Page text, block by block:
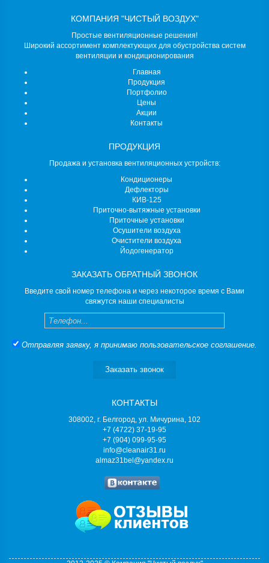
КОМПАНИЯ "ЧИСТЫЙ ВОЗДУХ"
Простые вентиляционные решения!
Широкий ассортимент комплектующих для обустройства систем
вентиляции и кондиционирования
Главная
Продукция
Портфолио
Цены
Акции
Контакты
ПРОДУКЦИЯ
Продажа и установка вентиляционных устройств:
Кондиционеры
Дефлекторы
КИВ-125
Приточно-вытяжные установки
Приточные установки
Осушители воздуха
Очистители воздуха
Йодогенератор
ЗАКАЗАТЬ ОБРАТНЫЙ ЗВОНОК
Введите свой номер телефона и через некоторое время с Вами
свяжутся наши специалисты
Телефон
Отправляя заявку, я принимаю пользовательское соглашение.
Заказать звонок
КОНТАКТЫ
308002, г. Белгород, ул. Мичурина, 102
+7 (4722) 37-19-95
+7 (904) 099-95-95
info@cleanair31.ru
almaz31bel@yandex.ru